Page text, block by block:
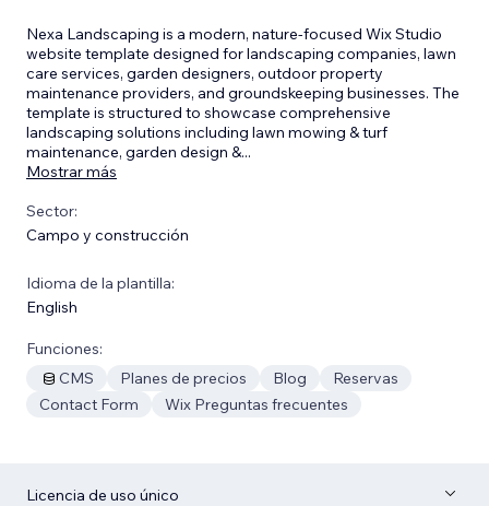
Nexa Landscaping is a modern, nature-focused Wix Studio
website template designed for landscaping companies, lawn
care services, garden designers, outdoor property
maintenance providers, and groundskeeping businesses. The
template is structured to showcase comprehensive
landscaping solutions including lawn mowing & turf
maintenance, garden design &...
Mostrar más
Sector:
Campo y construcción
Idioma de la plantilla:
English
Funciones:
CMS
Planes de precios Blog
Reservas
Contact Form
Wix Preguntas frecuentes
Licencia de uso único